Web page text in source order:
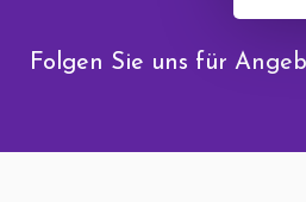
Folgen Sie uns für